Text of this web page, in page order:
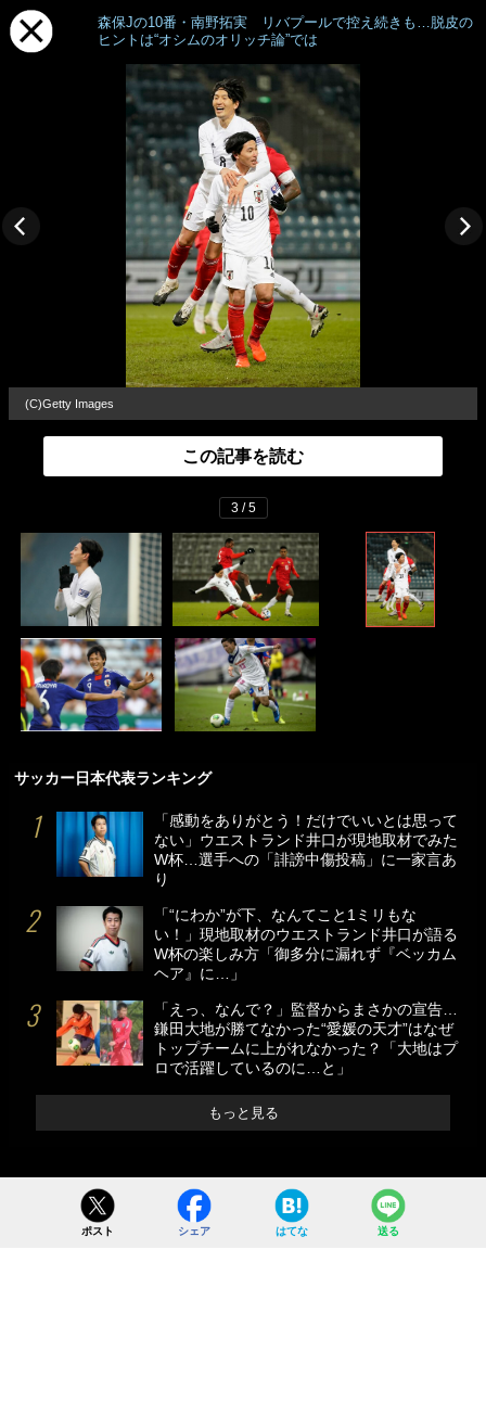
森保Jの10番・南野拓実 リバプールで控え続きも…脱皮の
ヒントは“オシムのオリッチ論”では
(C)Getty Images
この記事を読む
3 / 5
サッカー日本代表ランキング
「感動をありがとう！だけでいいとは思って
ない」ウエストランド井口が現地取材でみた
W杯…選手への「誹謗中傷投稿」に一家言あ
り
「“にわか”が下、なんてこと1ミリもな
い！」現地取材のウエストランド井口が語る
W杯の楽しみ方「御多分に漏れず『ベッカム
ヘア』に…」
「えっ、なんで？」監督からまさかの宣告…
鎌田大地が勝てなかった“愛媛の天才”はなぜ
トップチームに上がれなかった？「大地はプ
ロで活躍しているのに…と」
もっと見る
ポスト シェア はてな 送る